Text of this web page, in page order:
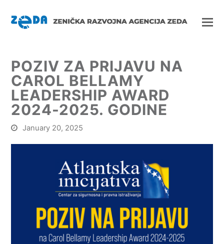
POZIV ZA PRIJAVU NA
CAROL BELLAMY
LEADERSHIP AWARD
2024-2025. GODINE
January 20, 2025